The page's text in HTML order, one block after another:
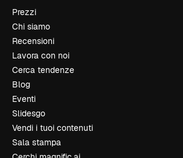
Prezzi
Chi siamo
Recensioni
Lavora con noi
Cerca tendenze
Blog
Eventi
Slidesgo
Vendi i tuoi contenuti
Sala stampa